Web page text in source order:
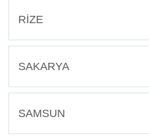
RİZE
SAKARYA
SAMSUN